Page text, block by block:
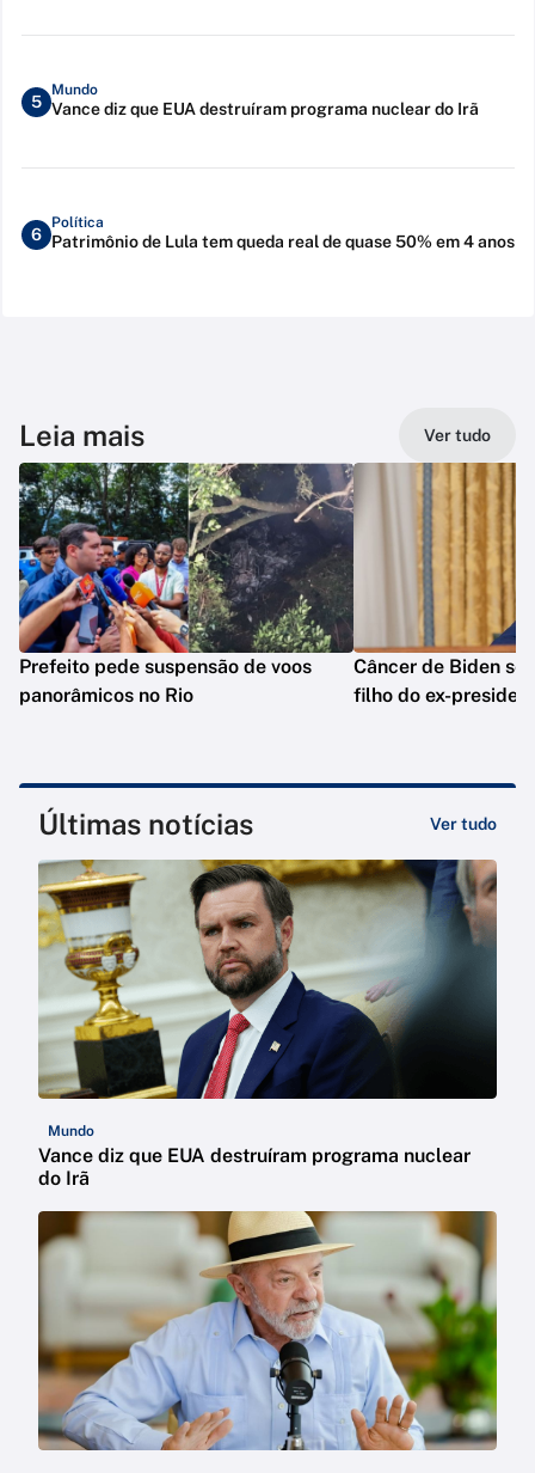
5
Mundo
Vance diz que EUA destruíram programa nuclear do Irã
6
Política
Patrimônio de Lula tem queda real de quase 50% em 4 anos
Leia mais Ver tudo
Prefeito pede suspensão de voos
panorâmicos no Rio
Câncer de Biden se
filho do ex-
Últimas notícias Ver tudo
Mundo
Vance diz que EUA destruíram programa nuclear
do Irã